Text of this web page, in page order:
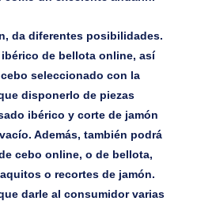
da diferentes posibilidades.
ibérico de bellota online, así
seleccionado con la
disponerlo de piezas
ibérico y corte de jamón
Además, también podrá
cebo online, o de bellota,
o recortes de jamón.
darle al consumidor varias